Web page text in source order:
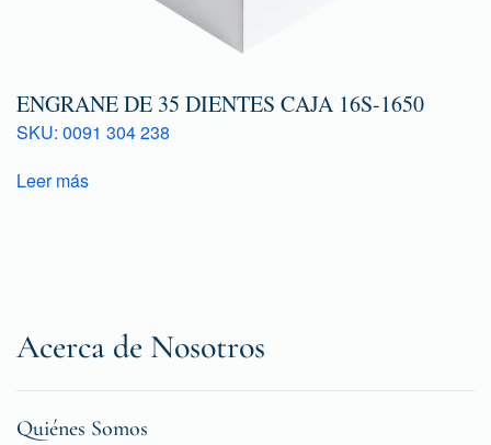
ENGRANE DE 35 DIENTES CAJA 16S-1650
SKU: 0091 304 238
Leer más
Acerca de Nosotros
Quiénes Somos